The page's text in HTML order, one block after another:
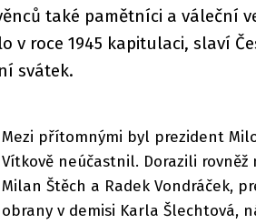
také pamětníci a váleční
v roce 1945 kapitulaci, slaví
svátek.
Mezi přítomnými byl prezident
Vítkově neúčastnil. Dorazili
Milan Štěch a Radek Vondráček,
obrany v demisi Karla Šlechtová,